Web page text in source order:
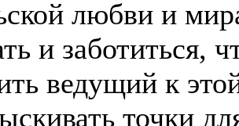
любви и
и заботиться,
ведущий к
точки